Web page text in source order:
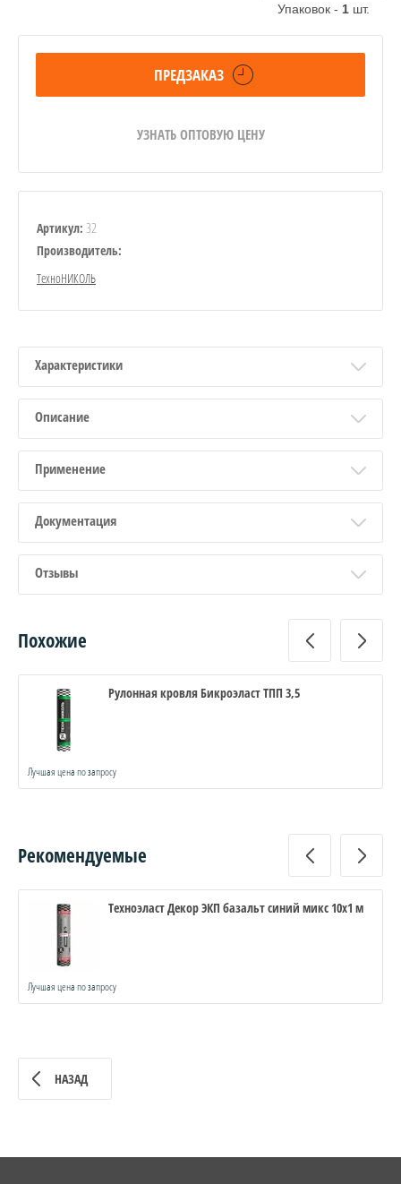
Упаковок - 1 шт.
ПРЕДЗАКАЗ
УЗНАТЬ ОПТОВУЮ ЦЕНУ
Артикул: 32
Производитель:
ТехноНИКОЛЬ
Характеристики
Описание
Применение
Документация
Отзывы
Похожие
Рулонная кровля Бикроэласт ТПП 3,5
Лучшая цена по запросу
Рекомендуемые
Техноэласт Декор ЭКП базальт синий микс 10x1 м
Лучшая цена по запросу
НАЗАД